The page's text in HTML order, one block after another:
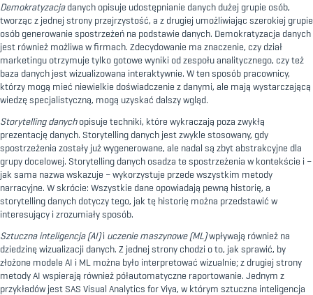
Demokratyzacjadanych opisuje udostępnianie danych dużej grupie osób,
tworząc z jednej strony przejrzystość, a z drugiej umożliwiając szerokiej grupie
osób generowanie spostrzeżeń na podstawie danych. Demokratyzacja danych
jest również możliwa w firmach. Zdecydowanie ma znaczenie, czy dział
marketingu otrzymuje tylko gotowe wyniki od zespołu analitycznego, czy też
baza danych jest wizualizowana interaktywnie. W ten sposób pracownicy,
którzy mogą mieć niewielkie doświadczenie z danymi, ale mają wystarczającą
wiedzę specjalistyczną, mogą uzyskać dalszy wgląd.
Storytelling danychopisuje techniki, które wykraczają poza zwykłą
prezentację danych. Storytelling danych jest zwykle stosowany, gdy
spostrzeżenia zostały już wygenerowane, ale nadal są zbyt abstrakcyjne dla
grupy docelowej. Storytelling danych osadza te spostrzeżenia w kontekście i –
jak sama nazwa wskazuje – wykorzystuje przede wszystkim metody
narracyjne. W skrócie: Wszystkie dane opowiadają pewną historię, a
storytelling danych dotyczy tego, jak tę historię można przedstawić w
interesujący i zrozumiały sposób.
Sztuczna inteligencja (AI)i uczenie maszynowe (ML)wpływają również na
dziedzinę wizualizacji danych. Z jednej strony chodzi o to, jak sprawić, by
złożone modele AI i ML można było interpretować wizualnie; z drugiej strony
metody AI wspierają również półautomatyczne raportowanie. Jednym z
przykładów jest SAS Visual Analytics for Viya, w którym sztuczna inteligencja